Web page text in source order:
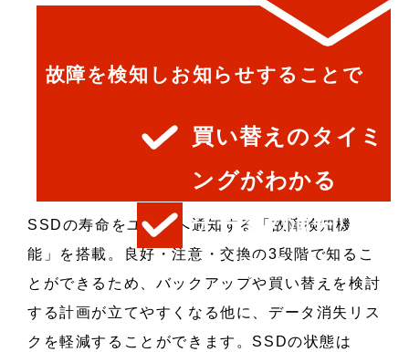
故障を検知しお知らせすることで
買い替えのタイミ
ングがわかる
データの消失リス
クを軽減する
SSDの寿命をユーザへ通知する「故障検知機
能」を搭載。良好・注意・交換の3段階で知るこ
とができるため、バックアップや買い替えを検討
する計画が立てやすくなる他に、データ消失リス
クを軽減することができます。SSDの状態は